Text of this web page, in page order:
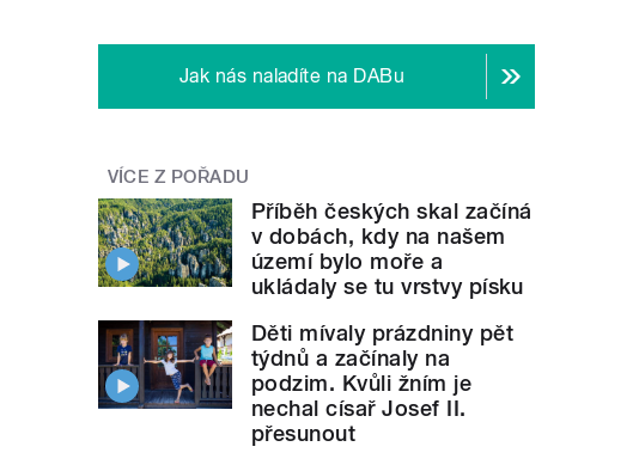
Jak nás naladíte na DABu
VÍCE Z POŘADU
Příběh českých skal začíná
v dobách, kdy na našem
území bylo moře a
ukládaly se tu vrstvy písku
Děti mívaly prázdniny pět
týdnů a začínaly na
podzim. Kvůli žním je
nechal císař Josef II.
přesunout